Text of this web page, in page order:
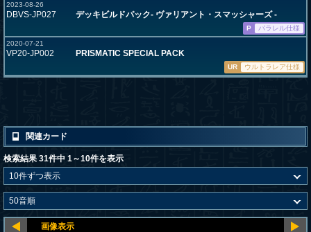
2023-08-26
DBVS-JP027 デッキビルドパック- ヴァリアント・スマッシャーズ -
P
パラレル仕様
2020-07-21
VP20-JP002 PRISMATIC SPECIAL PACK
UR ウルトラレア仕様
関連カード
検索結果 31件中 1～10件を表示